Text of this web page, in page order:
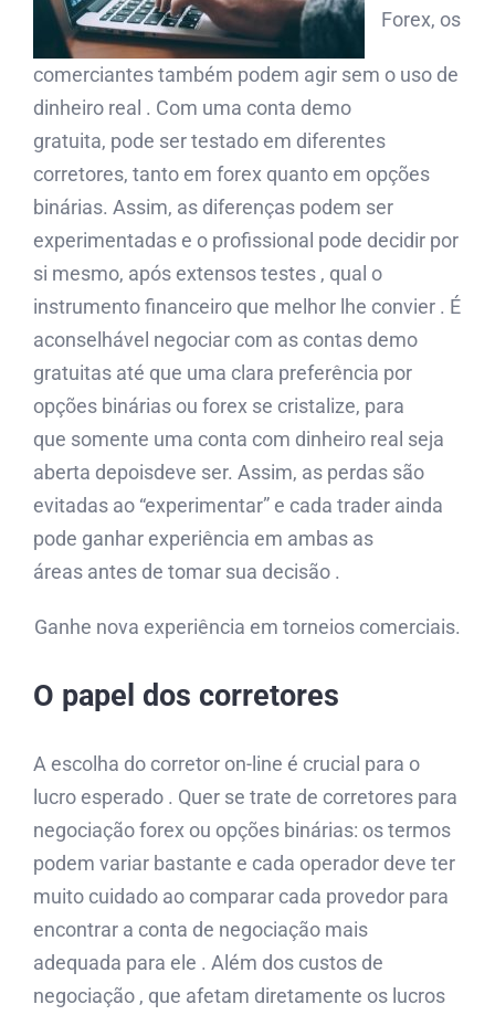
Forex, os
comerciantes também podem agir sem o uso de
dinheiro real . Com uma conta demo
gratuita, pode ser testado em diferentes
corretores, tanto em forex quanto em opções
binárias. Assim, as diferenças podem ser
experimentadas e o profissional pode decidir por
si mesmo, após extensos testes , qual o
instrumento financeiro que melhor lhe convier . É
aconselhável negociar com as contas demo
gratuitas até que uma clara preferência por
opções binárias ou forex se cristalize, para
que somente uma conta com dinheiro real seja
aberta depoisdeve ser. Assim, as perdas são
evitadas ao “experimentar” e cada trader ainda
pode ganhar experiência em ambas as
áreas antes de tomar sua decisão .
Ganhe nova experiência em torneios comerciais.
O papel dos corretores
A escolha do corretor on-line é crucial para o
lucro esperado . Quer se trate de corretores para
negociação forex ou opções binárias: os termos
podem variar bastante e cada operador deve ter
muito cuidado ao comparar cada provedor para
encontrar a conta de negociação mais
adequada para ele . Além dos custos de
negociação , que afetam diretamente os lucros